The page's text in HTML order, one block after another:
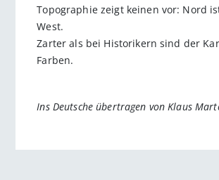
Topographie zeigt keinen vor: Nord
West.
Zarter als bei Historikern sind der
Farben.
Ins Deutsche übertragen von Klaus